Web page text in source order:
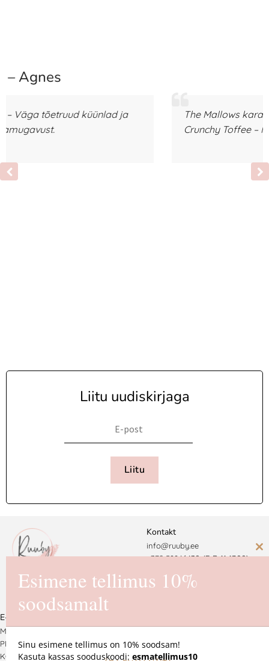
The Mallows karamellitäidisega vahukommid
Crunchy Toffee – Nii maitsvad!
Liitu uudiskirjaga
Liitu
Ruuby Disain OÜ
Reg. nr. 16725550
Kontakt
info@ruuby.ee
+372 58846430 (E-R 11-17.00)
E-pood
MÜÜGITINGIMUSED
PRIVAATSUSPOLIITIKA
KOHALETOIMETAMINE JA
Esimene tellimus 10%
soodsamalt
Sinu esimene tellimus on 10% soodsam!
Kasuta kassas sooduskoodi: esmatellimus10